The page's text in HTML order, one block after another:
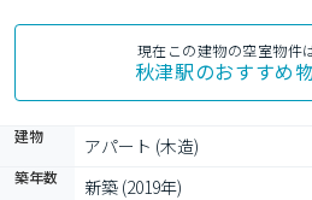
現在この建物の空室物件
秋津駅のおすすめ
建物 アパート (木造)
築年数 新築 (2019年)